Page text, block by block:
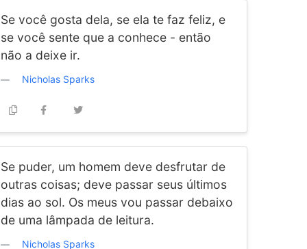
Se você gosta dela, se ela te faz feliz, e
se você sente que a conhece - então
não a deixe ir.
Nicholas Sparks
Se puder, um homem deve desfrutar de
outras coisas; deve passar seus últimos
dias ao sol. Os meus vou passar debaixo
de uma lâmpada de leitura.
Nicholas Sparks